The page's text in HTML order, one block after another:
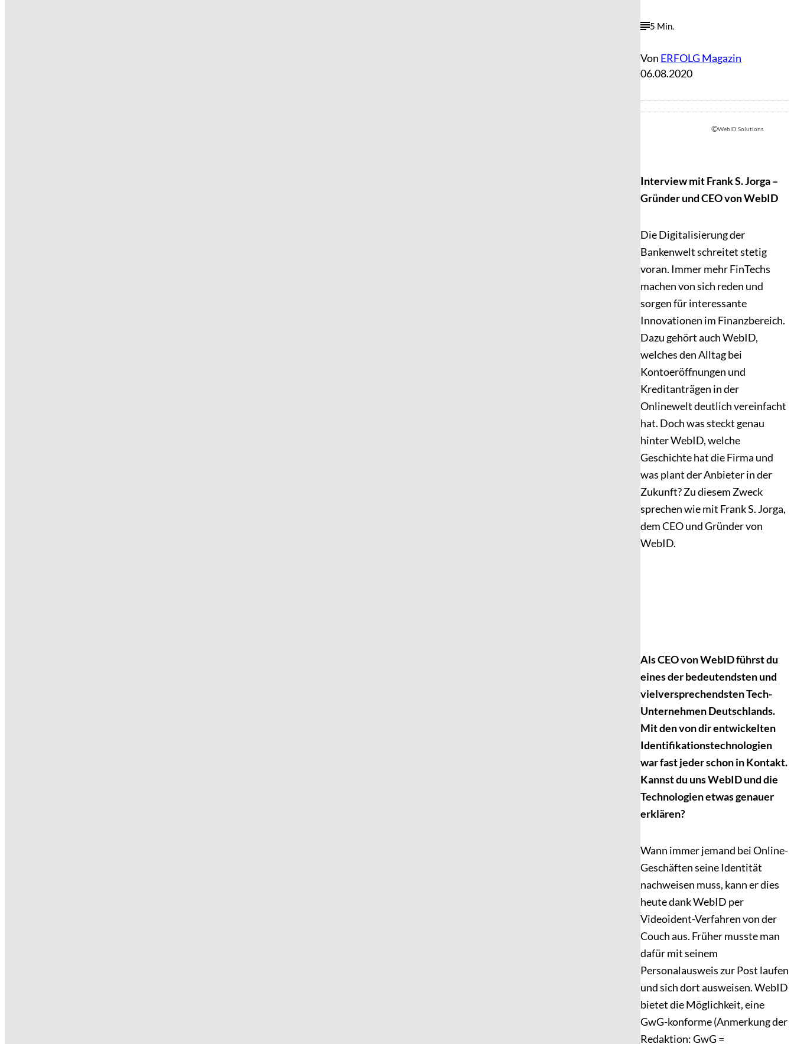
5 Min.
Von ERFOLG Magazin
06.08.2020
©WebID Solutions
Interview mit Frank S. Jorga –
Gründer und CEO von WebID
Die Digitalisierung der
Bankenwelt schreitet stetig
voran. Immer mehr FinTechs
machen von sich reden und
sorgen für interessante
Innovationen im Finanzbereich.
Dazu gehört auch WebID,
welches den Alltag bei
Kontoeröffnungen und
Kreditanträgen in der
Onlinewelt deutlich vereinfacht
hat. Doch was steckt genau
hinter WebID, welche
Geschichte hat die Firma und
was plant der Anbieter in der
Zukunft? Zu diesem Zweck
sprechen wie mit Frank S. Jorga,
dem CEO und Gründer von
WebID.
Als CEO von WebID führst du
eines der bedeutendsten und
vielversprechendsten Tech-
Unternehmen Deutschlands.
Mit den von dir entwickelten
Identifikationstechnologien
war fast jeder schon in Kontakt.
Kannst du uns WebID und die
Technologien etwas genauer
erklären?
Wann immer jemand bei Online-
Geschäften seine Identität
nachweisen muss, kann er dies
heute dank WebID per
Videoident-Verfahren von der
Couch aus. Früher musste man
dafür mit seinem
Personalausweis zur Post laufen
und sich dort ausweisen. WebID
bietet die Möglichkeit, eine
GwG-konforme (Anmerkung der
Redaktion: GwG =